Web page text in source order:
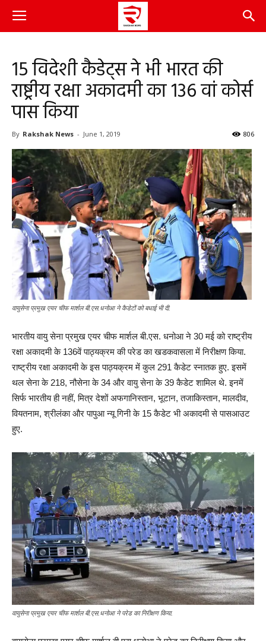
15 विदेशी कैडेट्स ने भी भारत की
राष्ट्रीय रक्षा अकादमी का 136 वां कोर्स
पास किया
By Rakshak News - June 1, 2019 806
वायुसेना प्रमुख एयर चीफ मार्शल बी.एस.धनोआ ने कैडेटों को बधाई भी दी.
भारतीय वायु सेना प्रमुख एयर चीफ मार्शल बी.एस. धनोआ ने 30 मई को राष्ट्रीय
रक्षा अकादमी के 136वें पाठ्यक्रम की परेड का खडकवासला में निरीक्षण किया.
राष्ट्रीय रक्षा अकादमी के इस पाठ्यक्रम में कुल 291 कैडेट स्नातक हुए. इसमें
थल सेना के 218, नौसेना के 34 और वायु सेना के 39 कैडेट शामिल थे. इनमें
सिर्फ भारतीय ही नहीं, मित्र देशों अफगानिस्तान, भूटान, तजाकिस्तान, मालदीव,
वियतनाम, श्रीलंका और पापुआ न्यू गिनी के 15 कैडेट भी अकादमी से पासआउट
हुए.
वायुसेना प्रमुख एयर चीफ मार्शल बी.एस.धनोआ ने परेड का निरीक्षण किया.